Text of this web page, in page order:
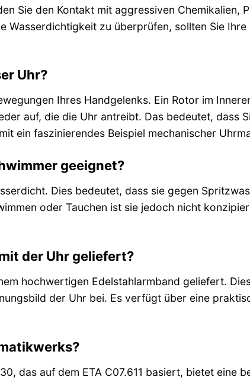
Sie den Kontakt mit aggressiven Chemikalien,
Wasserdichtigkeit zu überprüfen, sollten Sie Ihre
Uhr?
Ihres Handgelenks. Ein Rotor im
auf, die die Uhr antreibt. Das bedeutet, dass
ein faszinierendes Beispiel mechanischer
geeignet?
Dies bedeutet, dass sie gegen
oder Tauchen ist sie jedoch nicht
der Uhr geliefert?
hochwertigen Edelstahlarmband geliefert.
der Uhr bei. Es verfügt über eine
das auf dem ETA C07.611 basiert, bietet eine